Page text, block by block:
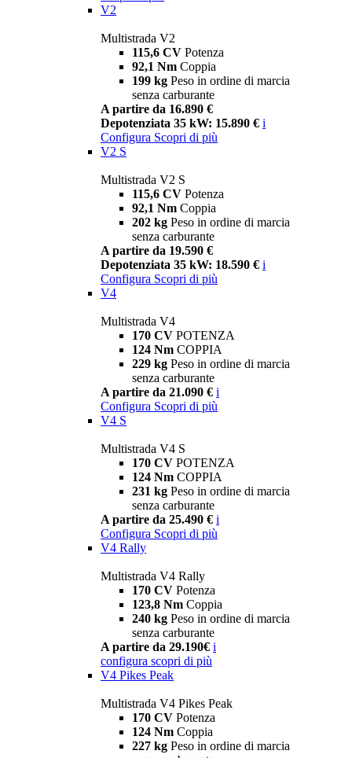
V2
Multistrada V2
115,6 CV Potenza
92,1 Nm Coppia
199 kg Peso in ordine di marcia
senza carburante
A partire da 16.890 €
Depotenziata 35 kW: 15.890 € i
Configura Scopri di più
V2 S
Multistrada V2 S
115,6 CV Potenza
92,1 Nm Coppia
202 kg Peso in ordine di marcia
senza carburante
A partire da 19.590 €
Depotenziata 35 kW: 18.590 € i
Configura Scopri di più
V4
Multistrada V4
170 CV POTENZA
124 Nm COPPIA
229 kg Peso in ordine di marcia
senza carburante
A partire da 21.090 € i
Configura Scopri di più
V4 S
Multistrada V4 S
170 CV POTENZA
124 Nm COPPIA
231 kg Peso in ordine di marcia
senza carburante
A partire da 25.490 € i
Configura Scopri di più
V4 Rally
Multistrada V4 Rally
170 CV Potenza
123,8 Nm Coppia
240 kg Peso in ordine di marcia
senza carburante
A partire da 29.190€ i
configura scopri di più
V4 Pikes Peak
Multistrada V4 Pikes Peak
170 CV Potenza
124 Nm Coppia
227 kg Peso in ordine di marcia